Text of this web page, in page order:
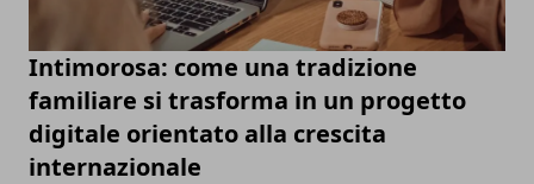
Intimorosa: come una tradizione
familiare si trasforma in un progetto
digitale orientato alla crescita
internazionale